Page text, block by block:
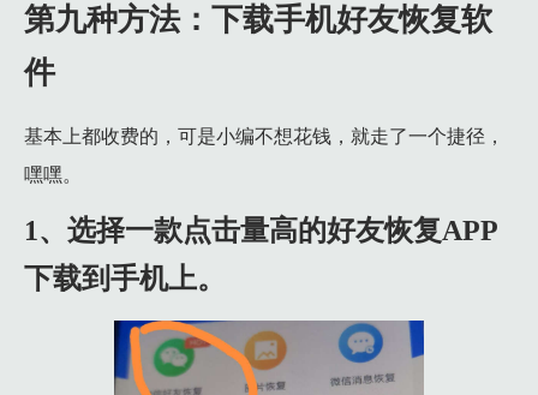
第九种方法：下载手机好友恢复软
件
基本上都收费的，可是小编不想花钱，就走了一个捷径，
嘿嘿。
1、选择一款点击量高的好友恢复APP
下载到手机上。